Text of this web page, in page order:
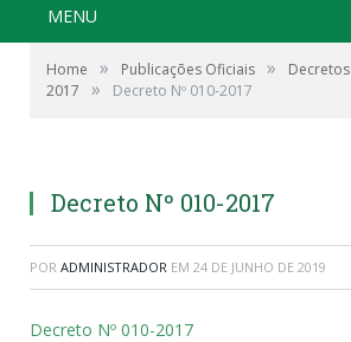
MENU
Home » Publicações Oficiais » Decretos
2017
» Decreto Nº 010-2017
Decreto Nº 010-2017
POR ADMINISTRADOR EM 24 DE JUNHO DE 2019
Decreto Nº 010-2017